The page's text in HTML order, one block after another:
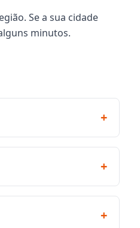
Se a sua cidade
minutos.
+
+
+